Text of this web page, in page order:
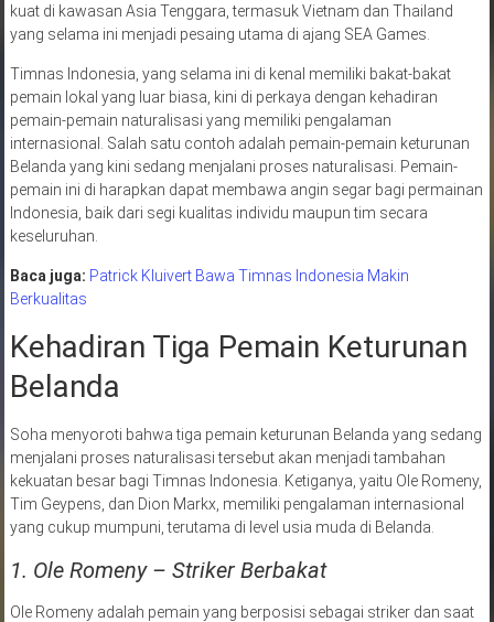
kuat di kawasan Asia Tenggara, termasuk Vietnam dan Thailand
yang selama ini menjadi pesaing utama di ajang SEA Games.
Timnas Indonesia, yang selama ini di kenal memiliki bakat-bakat
pemain lokal yang luar biasa, kini di perkaya dengan kehadiran
pemain-pemain naturalisasi yang memiliki pengalaman
internasional. Salah satu contoh adalah pemain-pemain keturunan
Belanda yang kini sedang menjalani proses naturalisasi. Pemain-
pemain ini di harapkan dapat membawa angin segar bagi permainan
Indonesia, baik dari segi kualitas individu maupun tim secara
keseluruhan.
Baca juga: Patrick Kluivert Bawa Timnas Indonesia Makin
Berkualitas
Kehadiran Tiga Pemain Keturunan
Belanda
Soha menyoroti bahwa tiga pemain keturunan Belanda yang sedang
menjalani proses naturalisasi tersebut akan menjadi tambahan
kekuatan besar bagi Timnas Indonesia. Ketiganya, yaitu Ole Romeny,
Tim Geypens, dan Dion Markx, memiliki pengalaman internasional
yang cukup mumpuni, terutama di level usia muda di Belanda.
1. Ole Romeny – Striker Berbakat
Ole Romeny adalah pemain yang berposisi sebagai striker dan saat